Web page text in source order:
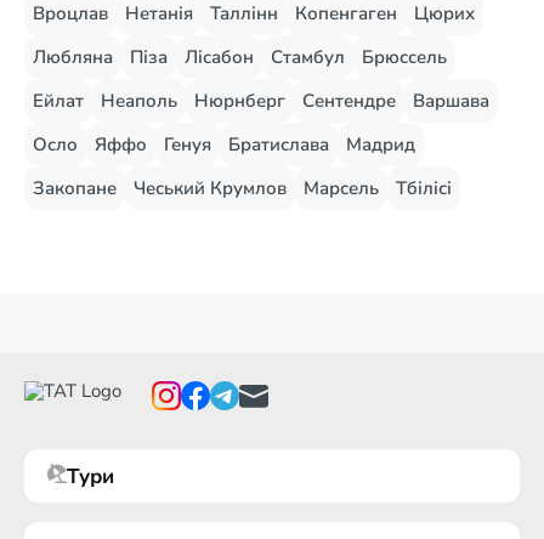
Вроцлав
Нетанія Таллінн Копенгаген
Цюрих
Любляна
Піза Лісабон Стамбул
Брюссель
Ейлат
Неаполь Нюрнберг Сентендре
Варшава
Осло
Яффо Генуя Братислава
Мадрид
Закопане
Чеський Крумлов Марсель Тбілісі
Тури